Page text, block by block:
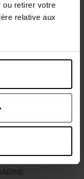
ou retirer votre
relative aux
?